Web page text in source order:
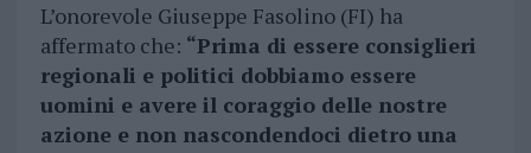
L’onorevole Giuseppe Fasolino (FI) ha
affermato che: “Prima di essere consiglieri
regionali e politici dobbiamo essere
uomini e avere il coraggio delle nostre
azione e non nascondendoci dietro una